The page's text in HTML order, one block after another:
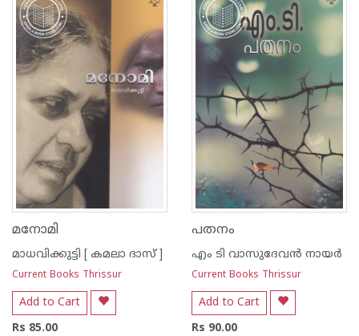
മനോമി
മാധവിക്കുട്ടി [ കമലാ ദാസ് ]
Current Books Thrissur
Add to Cart
Rs 85.00
പതനം
എം ടി വാസുദേവന്‍ നായര്‍
Current Books Thrissur
Add to Cart
Rs 90.00